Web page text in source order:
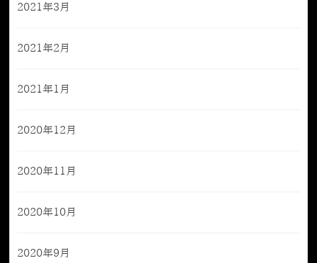
2021年3月
2021年2月
2021年1月
2020年12月
2020年11月
2020年10月
2020年9月